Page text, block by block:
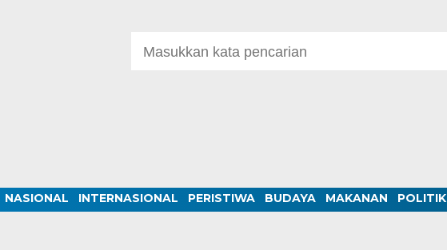
NASIONAL INTERNASIONAL PERISTIWA BUDAYA MAKANAN POLITIK